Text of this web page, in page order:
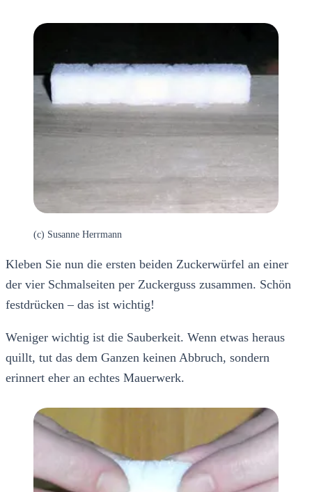
(c) Susanne Herrmann
Kleben Sie nun die ersten beiden Zuckerwürfel an einer
der vier Schmalseiten per Zuckerguss zusammen. Schön
festdrücken – das ist wichtig!
Weniger wichtig ist die Sauberkeit. Wenn etwas heraus
quillt, tut das dem Ganzen keinen Abbruch, sondern
erinnert eher an echtes Mauerwerk.